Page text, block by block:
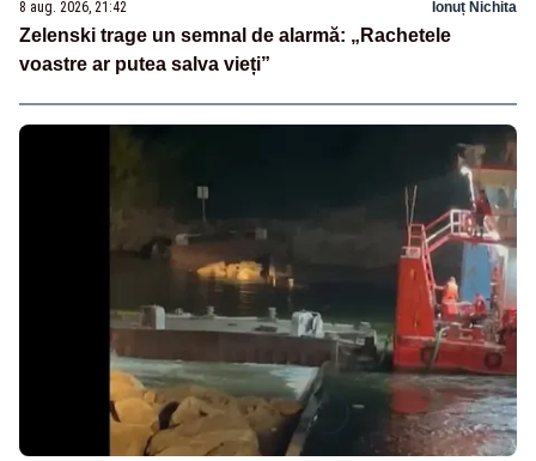
8 aug. 2026, 21:42 Ionuț Nichita
Zelenski trage un semnal de alarmă: „Rachetele
voastre ar putea salva vieți”